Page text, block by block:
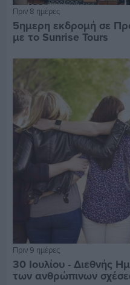
Πριν 8 ημέρες
5ημερη εκδρομή σε
με το Sunrise Tours
Πριν 9 ημέρες
30 Ιουλίου - Διεθνής
των ανθρώπινων